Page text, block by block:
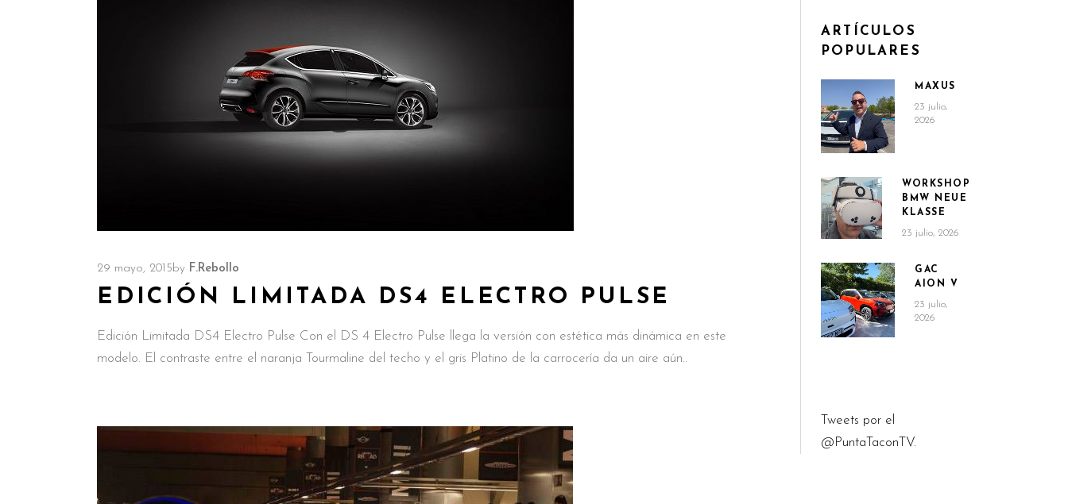
29 mayo, 2015by F.Rebollo
EDICIÓN LIMITADA DS4 ELECTRO PULSE
Edición Limitada DS4 Electro Pulse Con el DS 4 Electro Pulse llega la versión con estética más dinámica en este
modelo. El contraste entre el naranja Tourmaline del techo y el gris Platino de la carrocería da un aire aún
ARTÍCULOS
POPULARES
MAXUS
23 julio,
2026
WORKSHOP
BMW NEUE
KLASSE
23 julio, 2026
GAC
AION V
23 julio,
2026
Tweets por el
@PuntaTaconTV.